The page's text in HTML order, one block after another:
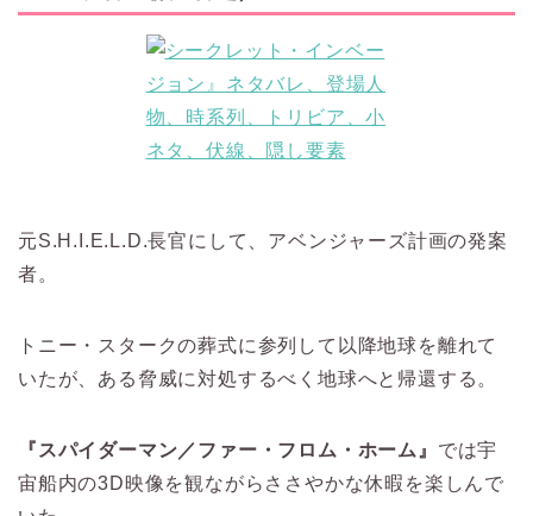
元S.H.I.E.L.D.長官にして、アベンジャーズ計画の発案
者。
トニー・スタークの葬式に参列して以降地球を離れて
いたが、ある脅威に対処するべく地球へと帰還する。
『スパイダーマン／ファー・フロム・ホーム』 では宇
宙船内の3D映像を観ながらささやかな休暇を楽しんで